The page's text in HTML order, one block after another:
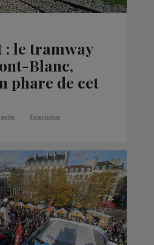
: le tramway
Blanc,
phare de cet
Tourisme